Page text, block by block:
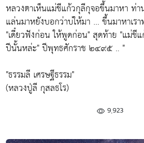
หลวงตาเห็นแม่ชีแก้วกุลีกุจอขึ้นมาหา ท่
แล่นมาหยังบอกว่าบ่ให้มา ... ขึ้นมาหาเร
"เดี๋ยวฟังก่อน ให้พูดก่อน" สุดท้าย "แม่ชีแ
ปีนั้นหล่ะ" ปีพุทธศักราช ๒๔๙๕ .. "
"ธรรมลี เศรษฐีธรรม"
(หลวงปู่ลี กุสลธโร)
9,923